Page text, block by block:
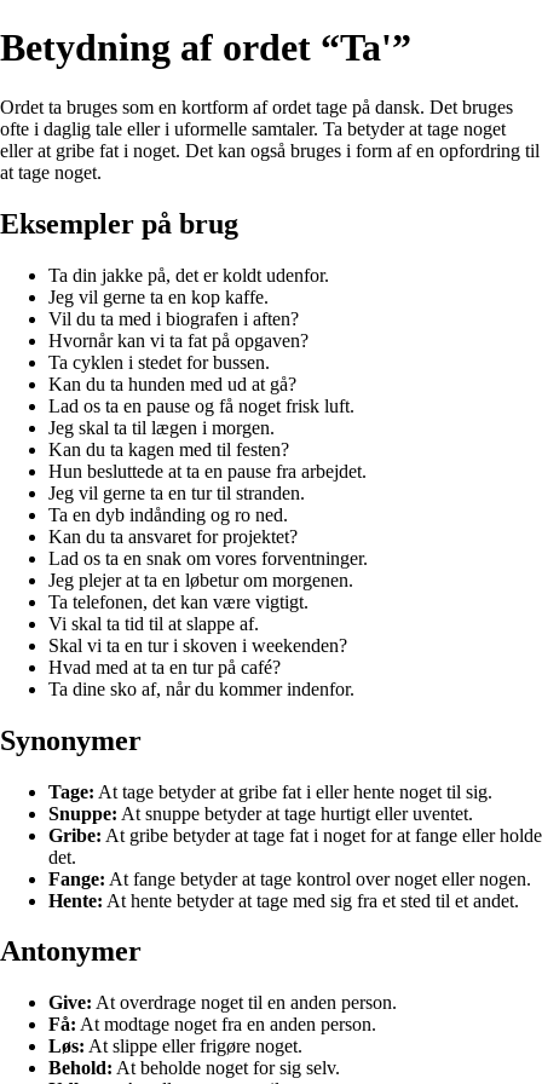
Betydning af ordet “Ta'”
Ordet ta bruges som en kortform af ordet tage på dansk. Det bruges
ofte i daglig tale eller i uformelle samtaler. Ta betyder at tage noget
eller at gribe fat i noget. Det kan også bruges i form af en opfordring til
at tage noget.
Eksempler på brug
Ta din jakke på, det er koldt udenfor.
Jeg vil gerne ta en kop kaffe.
Vil du ta med i biografen i aften?
Hvornår kan vi ta fat på opgaven?
Ta cyklen i stedet for bussen.
Kan du ta hunden med ud at gå?
Lad os ta en pause og få noget frisk luft.
Jeg skal ta til lægen i morgen.
Kan du ta kagen med til festen?
Hun besluttede at ta en pause fra arbejdet.
Jeg vil gerne ta en tur til stranden.
Ta en dyb indånding og ro ned.
Kan du ta ansvaret for projektet?
Lad os ta en snak om vores forventninger.
Jeg plejer at ta en løbetur om morgenen.
Ta telefonen, det kan være vigtigt.
Vi skal ta tid til at slappe af.
Skal vi ta en tur i skoven i weekenden?
Hvad med at ta en tur på café?
Ta dine sko af, når du kommer indenfor.
Synonymer
Tage: At tage betyder at gribe fat i eller hente noget til sig.
Snuppe: At snuppe betyder at tage hurtigt eller uventet.
Gribe: At gribe betyder at tage fat i noget for at fange eller holde
det.
Fange: At fange betyder at tage kontrol over noget eller nogen.
Hente: At hente betyder at tage med sig fra et sted til et andet.
Antonymer
Give: At overdrage noget til en anden person.
Få: At modtage noget fra en anden person.
Løs: At slippe eller frigøre noget.
Behold: At beholde noget for sig selv.